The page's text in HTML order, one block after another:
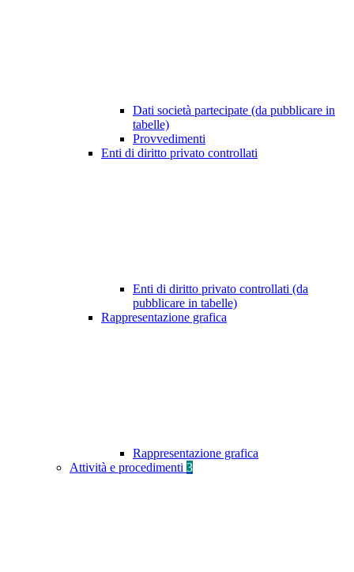
Dati società partecipate (da pubblicare in
tabelle)
Provvedimenti
Enti di diritto privato controllati
Enti di diritto privato controllati (da
pubblicare in tabelle)
Rappresentazione grafica
Rappresentazione grafica
Attività e procedimenti 3